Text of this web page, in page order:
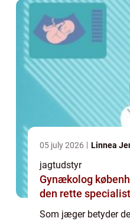
05 july 2026 Linnea
jagtudstyr
Gynækolog københavn sådan
den rette specialist
Som jæger betyder